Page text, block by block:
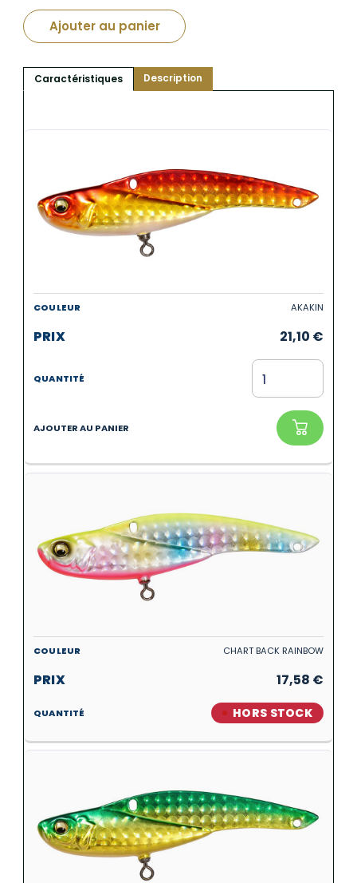
Ajouter au panier
Caractéristiques Description
AKAKIN
21,10 €
CHART BACK RAINBOW
17,58 €
HORS STOCK